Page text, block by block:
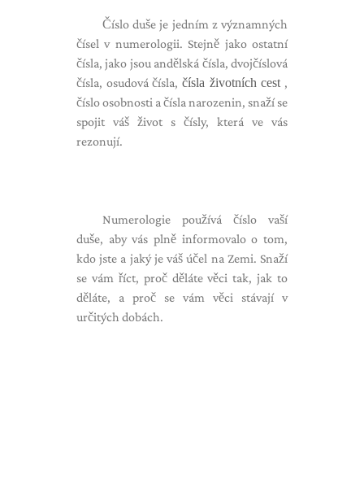
Číslo duše je jedním z významných
čísel v numerologii. Stejně jako ostatní
čísla, jako jsou andělská čísla, dvojčíslová
čísla, osudová čísla, čísla životních cest ,
číslo osobnosti a čísla narozenin, snaží se
spojit váš život s čísly, která ve vás
rezonují.
Numerologie používá číslo vaší
duše, aby vás plně informovalo o tom,
kdo jste a jaký je váš účel na Zemi. Snaží
se vám říct, proč děláte věci tak, jak to
děláte, a proč se vám věci stávají v
určitých dobách.